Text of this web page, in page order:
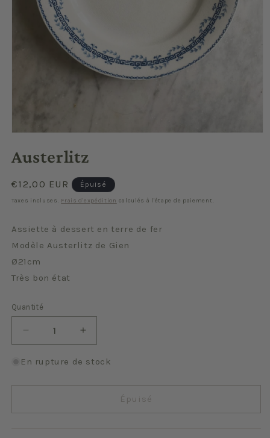
média
1
une
fenêtre
modale
Austerlitz
Prix
habituel
€12,00 EUR Épuisé
Taxes incluses. Frais d'expédition calculés à l'étape de paiement.
Assiette à dessert en terre de fer
Modèle Austerlitz de Gien
Ø21cm
Très bon état
Quantité
Quantité
Réduire
la
quantité
Austerlitz
Augmenter
la
quantité
Austerlitz
En rupture de stock
Épuisé